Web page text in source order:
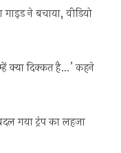
ने बचाया, वीडियो
क्या दिक्कत है…’ कहने
गया ट्रंप का लहजा